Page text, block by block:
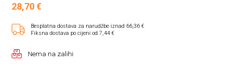
28,70€
Besplatna dostava za narudžbe iznad 66,36 €
Fiksna dostava po cijeni od 7,44 €
Nema na zalihi